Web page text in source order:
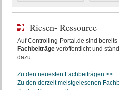
Riesen- Ressource
Auf Controlling-Portal.de sind bereits
Fachbeiträgeveröffentlicht und
dazu.
Zu den neuesten Fachbeiträgen >>
Zu den derzeit meistgelesenen